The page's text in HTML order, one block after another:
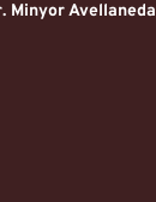
Minyor Avellaneda